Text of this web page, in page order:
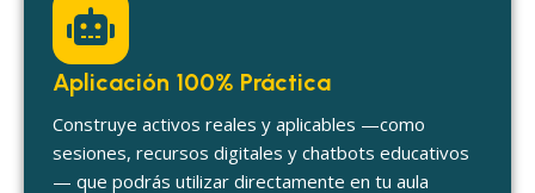
Aplicación 100% Práctica
Construye activos reales y aplicables —como
sesiones, recursos digitales y chatbots educativos
— que podrás utilizar directamente en tu aula